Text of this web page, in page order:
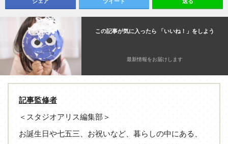
この記事が気に入ったら 「いいね！」をしよう
最新情報をお届けします
記事監修者
＜スタジオアリス編集部＞
お誕生日や七五三、お祝いなど、暮らしの中にある、